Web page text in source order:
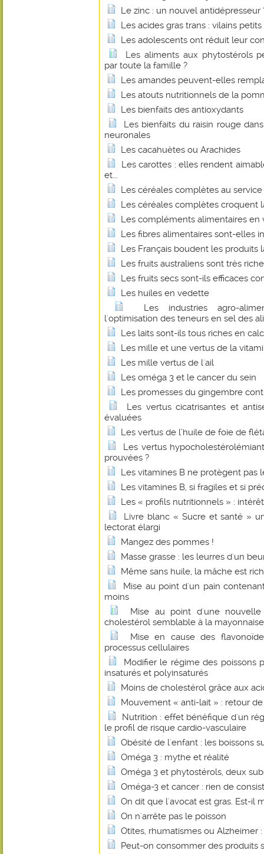
Le zinc : un nouvel antidépresseur
Les acides gras trans : vilains
Les adolescents ont réduit leur
Les aliments aux phytostérols
par toute la famille ?
Les amandes peuvent-elles
Les atouts nutritionnels de la
Les bienfaits des antioxydants
Les bienfaits du raisin rouge
neuronales
Les cacahuètes ou Arachides
Les carottes : elles rendent
et...
Les céréales complètes au
Les céréales complètes croquent
Les compléments alimentaires en
Les fibres alimentaires sont-elles
Les Français boudent les produits
Les fruits australiens sont très
Les fruits secs sont-ils efficaces
Les huiles en vedette
Les industries agro-
l'optimisation des teneurs en sel des
Les laits sont-ils tous riches en
Les mille et une vertus de la
Les mille vertus de l'ail
Les oméga 3 et le cancer du sein
Les promesses du gingembre
Les vertus cicatrisantes et
évaluées
Les vertus de l’huile de foie de
Les vertus
prouvées ?
Les vitamines B ne protègent pas
Les vitamines B, si fragiles et si
Les « profils nutritionnels » :
Livre blanc « Sucre et santé »
lectorat élargi
Mangez des pommes !
Masse grasse : les leurres d'un
Même sans huile, la mâche est
Mise au point d'un pain
moins
Mise au point d'une
cholestérol semblable à la mayonnaise
Mise en cause des
processus cellulaires
Modifier le régime des poissons
insaturés et polyinsaturés
Moins de cholestérol grâce aux
Mouvement « anti-lait » : retour
Nutrition : effet bénéfique d'un
le profil de risque cardio-vasculaire
Obésité de l'enfant : les boissons
Oméga 3 : mythe et réalité
Oméga 3 et phytostérols, deux
Oméga-3 et cancer : rien de
On dit que l'avocat est gras. Est-il
On n'arrête pas le poisson
Otites, rhumatismes ou Alzheimer
Peut-on consommer des produits